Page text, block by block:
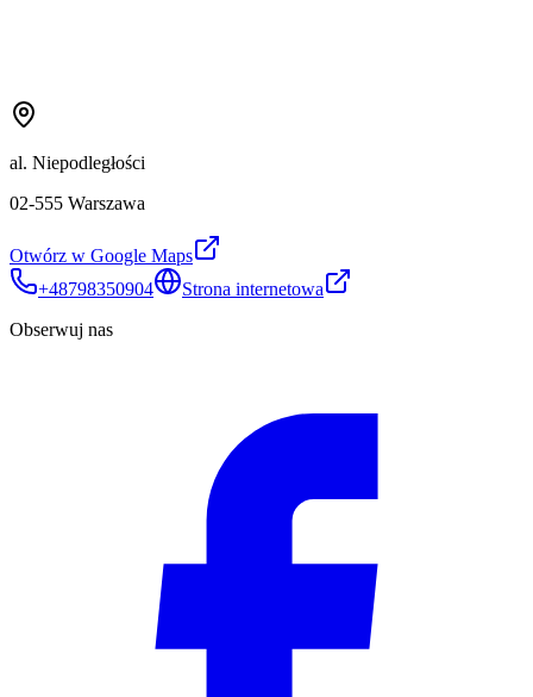
al. Niepodległości
02-555 Warszawa
Otwórz w Google Maps
+48798350904
Strona internetowa
Obserwuj nas